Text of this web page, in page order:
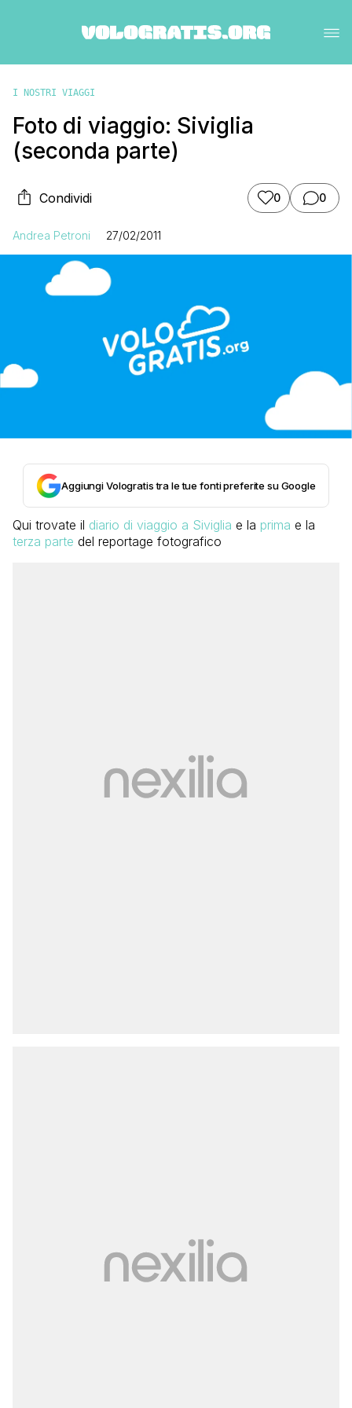
I NOSTRI VIAGGI
Foto di viaggio: Siviglia
(seconda parte)
Condividi 0 0
Andrea Petroni 27/02/2011
Aggiungi Vologratis tra le tue fonti preferite su Google
Qui trovate il diario di viaggio a Siviglia e la prima e la
terza parte del reportage fotografico